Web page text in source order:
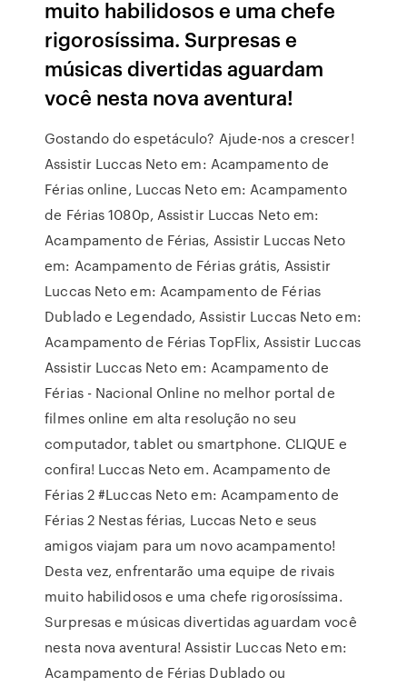
muito habilidosos e uma chefe
rigorosíssima. Surpresas e
músicas divertidas aguardam
você nesta nova aventura!
Gostando do espetáculo? Ajude-nos a crescer!
Assistir Luccas Neto em: Acampamento de
Férias online, Luccas Neto em: Acampamento
de Férias 1080p, Assistir Luccas Neto em:
Acampamento de Férias, Assistir Luccas Neto
em: Acampamento de Férias grátis, Assistir
Luccas Neto em: Acampamento de Férias
Dublado e Legendado, Assistir Luccas Neto em:
Acampamento de Férias TopFlix, Assistir Luccas
Assistir Luccas Neto em: Acampamento de
Férias - Nacional Online no melhor portal de
filmes online em alta resolução no seu
computador, tablet ou smartphone. CLIQUE e
confira! Luccas Neto em. Acampamento de
Férias 2 #Luccas Neto em: Acampamento de
Férias 2 Nestas férias, Luccas Neto e seus
amigos viajam para um novo acampamento!
Desta vez, enfrentarão uma equipe de rivais
muito habilidosos e uma chefe rigorosíssima.
Surpresas e músicas divertidas aguardam você
nesta nova aventura! Assistir Luccas Neto em:
Acampamento de Férias Dublado ou